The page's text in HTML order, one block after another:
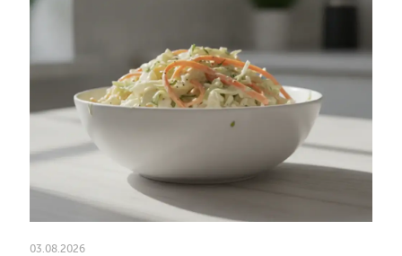
03.08.2026